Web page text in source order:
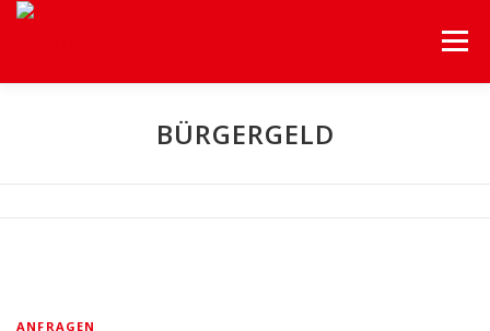
Menü
UNSERE FRAKTION UNSERE THEMEN
BÜRGERGELD
ANFRAGEN